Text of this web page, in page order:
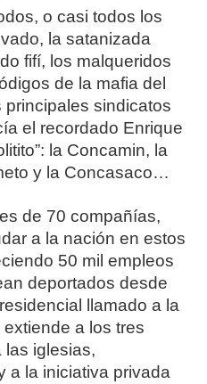
o casi todos los
la satanizada
fifí, los malqueridos
de la mafia del
principales sindicatos
el recordado Enrique
la Concamin, la
y la Concasaco…
de 70 compañías,
a la nación en estos
50 mil empleos
deportados desde
llamado a la
a los tres
las iglesias,
a la iniciativa privada